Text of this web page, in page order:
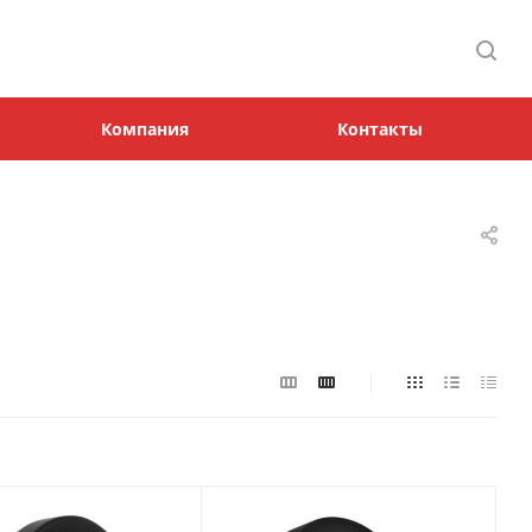
Компания Контакты